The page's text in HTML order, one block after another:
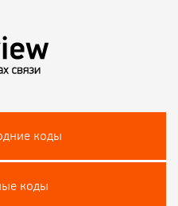
коды
коды